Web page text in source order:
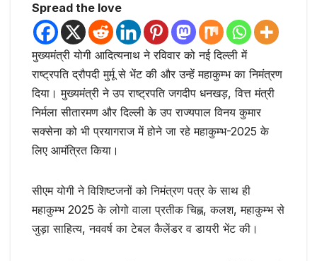
Spread the love
मुख्यमंत्री योगी आदित्यनाथ ने रविवार को नई दिल्ली में
राष्ट्रपति द्रौपदी मुर्मू से भेंट की और उन्हें महाकुम्भ का निमंत्रण
दिया। मुख्यमंत्री ने उप राष्ट्रपति जगदीप धनखड़, वित्त मंत्री
निर्मला सीतारमण और दिल्ली के उप राज्यपाल विनय कुमार
सक्सेना को भी प्रयागराज में होने जा रहे महाकुम्भ-2025 के
लिए आमंत्रित किया।
सीएम योगी ने विशिष्टजनों को निमंत्रण पत्र के साथ ही
महाकुम्भ 2025 के लोगो वाला प्रतीक चिह्न, कलश, महाकुम्भ से
जुड़ा साहित्य, नववर्ष का टेबल कैलेंडर व डायरी भेंट की।